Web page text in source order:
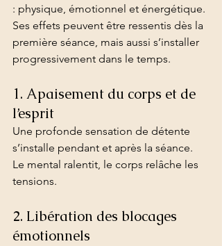
: physique, émotionnel et énergétique.
Ses effets peuvent être ressentis dès la
première séance, mais aussi s’installer
progressivement dans le temps.
1. Apaisement du corps et de
l’esprit
Une profonde sensation de détente
s’installe pendant et après la séance.
Le mental ralentit, le corps relâche les
tensions.
2. Libération des blocages
émotionnels